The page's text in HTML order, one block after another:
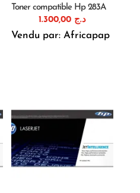
Toner compatible Hp 283A
د.ج
Vendu par: Africapap